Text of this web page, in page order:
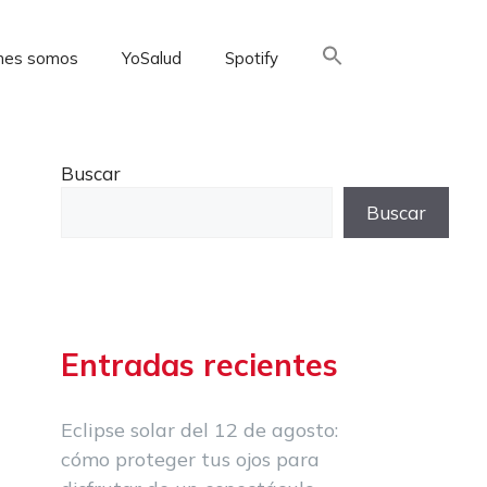
somos YoSalud Spotify
Buscar
Buscar
Entradas recientes
Eclipse solar del 12 de agosto:
cómo proteger tus ojos para